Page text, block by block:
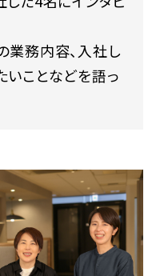
業務内容、入社し
いことなどを語っ